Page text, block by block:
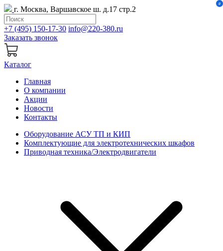
г. Москва, Варшавское ш. д.17 стр.2
+7 (495) 150-17-30 info@220-380.ru
Заказать звонок
0
Каталог
Главная
О компании
Акции
Новости
Контакты
Оборудование АСУ ТП и КИП
Комплектующие для электротехнических шкафов
Приводная техника/Электродвигатели